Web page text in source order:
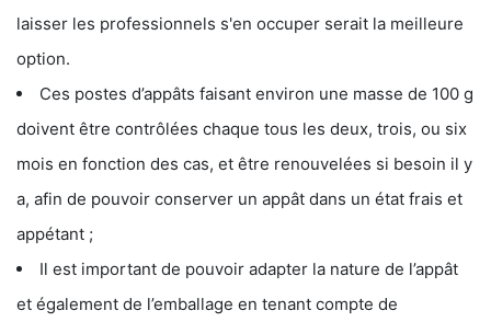
laisser les professionnels s'en occuper serait la meilleure
option.
Ces postes d’appâts faisant environ une masse de 100 g
doivent être contrôlées chaque tous les deux, trois, ou six
mois en fonction des cas, et être renouvelées si besoin il y
a, afin de pouvoir conserver un appât dans un état frais et
appétant ;
Il est important de pouvoir adapter la nature de l’appât
et également de l’emballage en tenant compte de